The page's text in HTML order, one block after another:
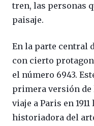
tren, las personas
paisaje.
En la parte central
con cierto
el número 6943.
primera versión de
viaje a Paris en
historiadora del